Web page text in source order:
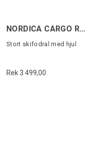
NORDICA CARGO ROLLER SKI BAG Svart/Vit
Stort skifodral med hjul
Rek 3 499,00